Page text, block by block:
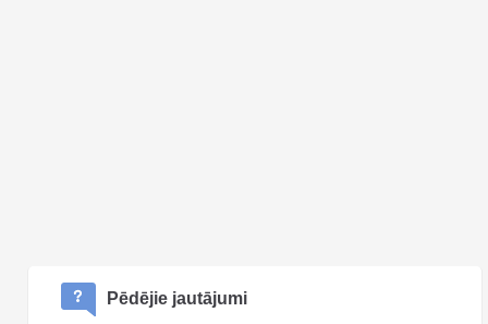
Pēdējie jautājumi